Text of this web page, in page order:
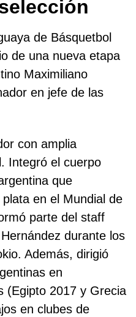
de Básquetbol
de una nueva etapa
Maximiliano
en jefe de las
con amplia
Integró el cuerpo
que
en el Mundial de
parte del staff
durante los
Además, dirigió
en
(Egipto 2017 y Grecia
en clubes de